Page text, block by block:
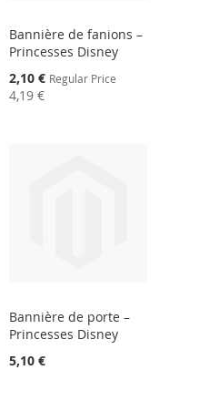
Bannière de fanions –
Princesses Disney
Special
Price
2,10 € Regular Price
4,19 €
Bannière de porte –
Princesses Disney
5,10 €